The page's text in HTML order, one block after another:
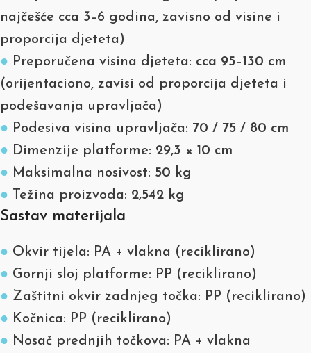
najčešće cca 3–6 godina, zavisno od visine i
proporcija djeteta)
● Preporučena visina djeteta: cca 95–130 cm
(orijentaciono, zavisi od proporcija djeteta i
podešavanja upravljača)
● Podesiva visina upravljača: 70 / 75 / 80 cm
● Dimenzije platforme: 29,3 × 10 cm
● Maksimalna nosivost: 50 kg
● Težina proizvoda: 2,542 kg
Sastav materijala
● Okvir tijela: PA + vlakna (reciklirano)
● Gornji sloj platforme: PP (reciklirano)
● Zaštitni okvir zadnjeg točka: PP (reciklirano)
● Kočnica: PP (reciklirano)
● Nosač prednjih točkova: PA + vlakna